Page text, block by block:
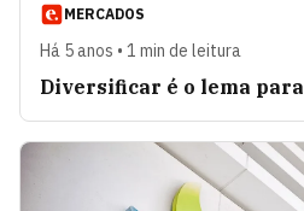
MERCADOS
Há 5 anos • 1 min de leitura
Diversificar é o lema